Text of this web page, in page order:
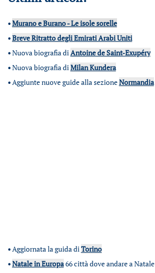
•Murano e Burano - Le isole sorelle
•Breve Ritratto degli Emirati Arabi Uniti
•Nuova biografia diAntoine de Saint-Exupéry
•Nuova biografia diMilan Kundera
•Aggiunte nuove guide alla sezioneNormandia
•Aggiornata la guida diTorino
•Natale in Europa66 città dove andare a Natale